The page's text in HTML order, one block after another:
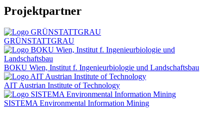
Projektpartner
GRÜNSTATTGRAU
BOKU Wien, Institut f. Ingenieurbiologie und Landschaftsbau
AIT Austrian Institute of Technology
SISTEMA Environmental Information Mining